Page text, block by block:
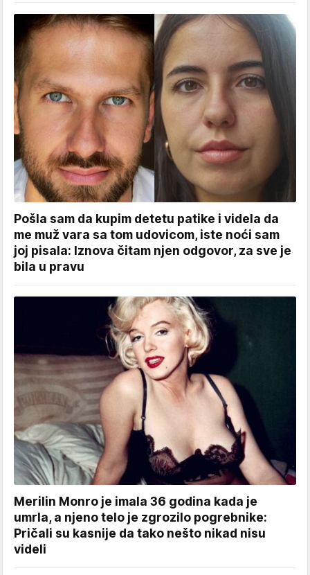
Pošla sam da kupim detetu patike i videla da
me muž vara sa tom udovicom, iste noći sam
joj pisala: Iznova čitam njen odgovor, za sve je
bila u pravu
Merilin Monro je imala 36 godina kada je
umrla, a njeno telo je zgrozilo pogrebnike:
Pričali su kasnije da tako nešto nikad nisu
videli